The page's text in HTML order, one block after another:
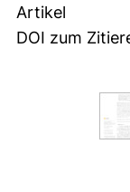
Artikel
DOI zum